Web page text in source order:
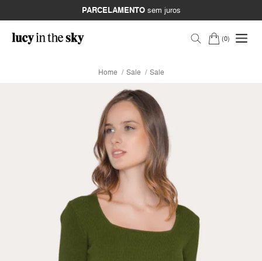
PARCELAMENTOsem juros
0
Home Sale Sale